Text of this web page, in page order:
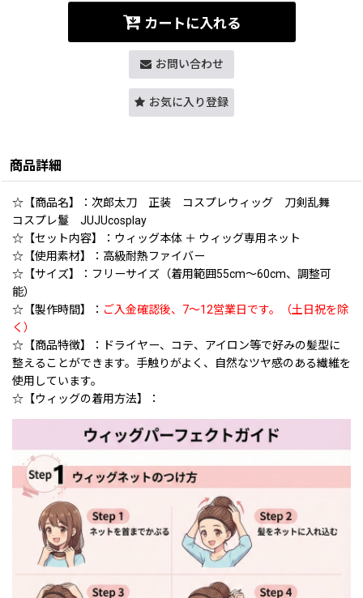
カートに入れる
お問い合わせ
お気に入り登録
商品詳細
☆【商品名】：次郎太刀 正装 コスプレウィッグ 刀剣乱舞
コスプレ鬘 JUJUcosplay
☆【セット内容】：ウィッグ本体 ＋ ウィッグ専用ネット
☆【使用素材】：高級耐熱ファイバー
☆【サイズ】：フリーサイズ（着用範囲55cm〜60cm、調整可
能）
☆【製作時間】： ご入金確認後、7〜12営業日です。（土日祝を除
く）
☆【商品特徴】：ドライヤー、コテ、アイロン等で好みの髪型に
整えることができます。手触りがよく、自然なツヤ感のある繊維を
使用しています。
☆【ウィッグの着用方法】：